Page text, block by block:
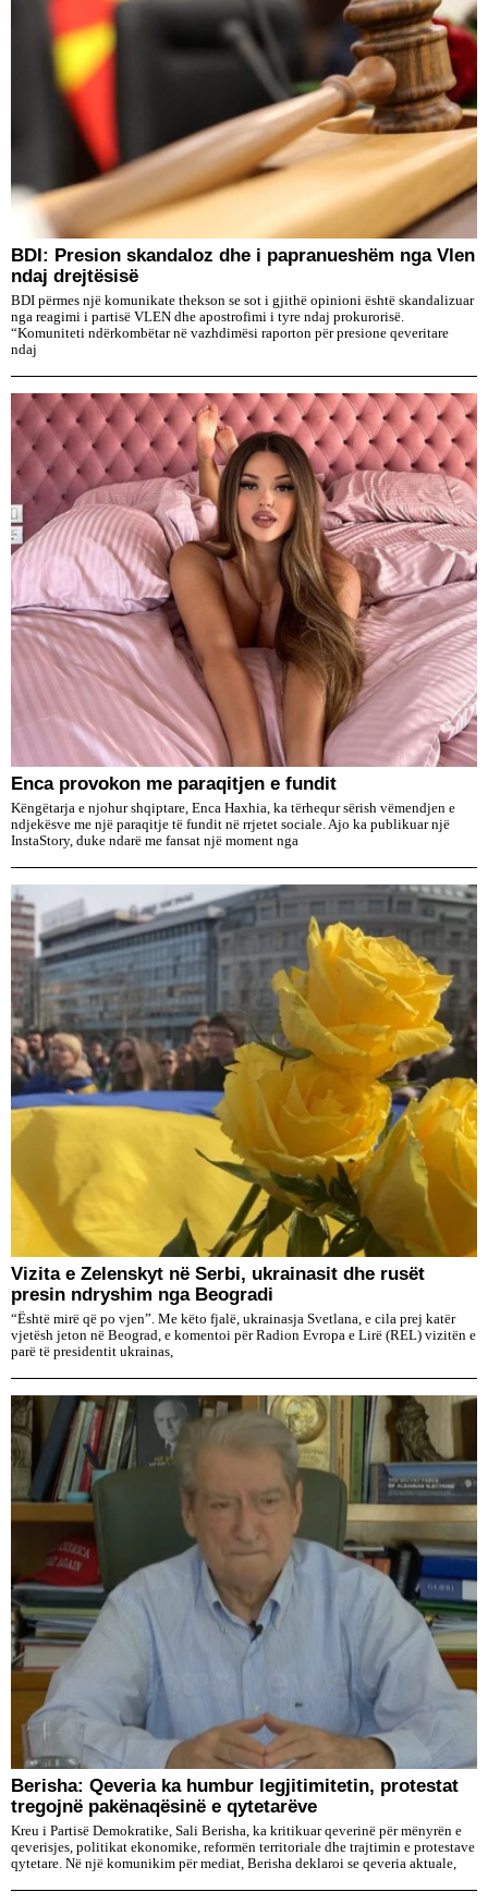
BDI: Presion skandaloz dhe i papranueshëm nga Vlen
ndaj drejtësisë
BDI përmes një komunikate thekson se sot i gjithë opinioni është skandalizuar
nga reagimi i partisë VLEN dhe apostrofimi i tyre ndaj prokurorisë.
“Komuniteti ndërkombëtar në vazhdimësi raporton për presione qeveritare
ndaj
Enca provokon me paraqitjen e fundit
Këngëtarja e njohur shqiptare, Enca Haxhia, ka tërhequr sërish vëmendjen e
ndjekësve me një paraqitje të fundit në rrjetet sociale. Ajo ka publikuar një
InstaStory, duke ndarë me fansat një moment nga
Vizita e Zelenskyt në Serbi, ukrainasit dhe rusët
presin ndryshim nga Beogradi
“Është mirë që po vjen”. Me këto fjalë, ukrainasja Svetlana, e cila prej katër
vjetësh jeton në Beograd, e komentoi për Radion Evropa e Lirë (REL) vizitën e
parë të presidentit ukrainas,
Berisha: Qeveria ka humbur legjitimitetin, protestat
tregojnë pakënaqësinë e qytetarëve
Kreu i Partisë Demokratike, Sali Berisha, ka kritikuar qeverinë për mënyrën e
qeverisjes, politikat ekonomike, reformën territoriale dhe trajtimin e protestave
qytetare. Në një komunikim për mediat, Berisha deklaroi se qeveria aktuale,